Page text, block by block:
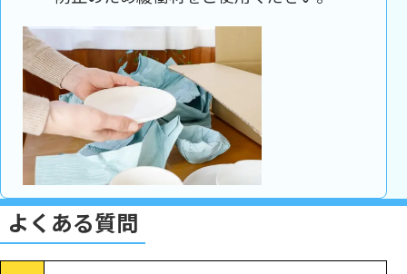
よくある質問